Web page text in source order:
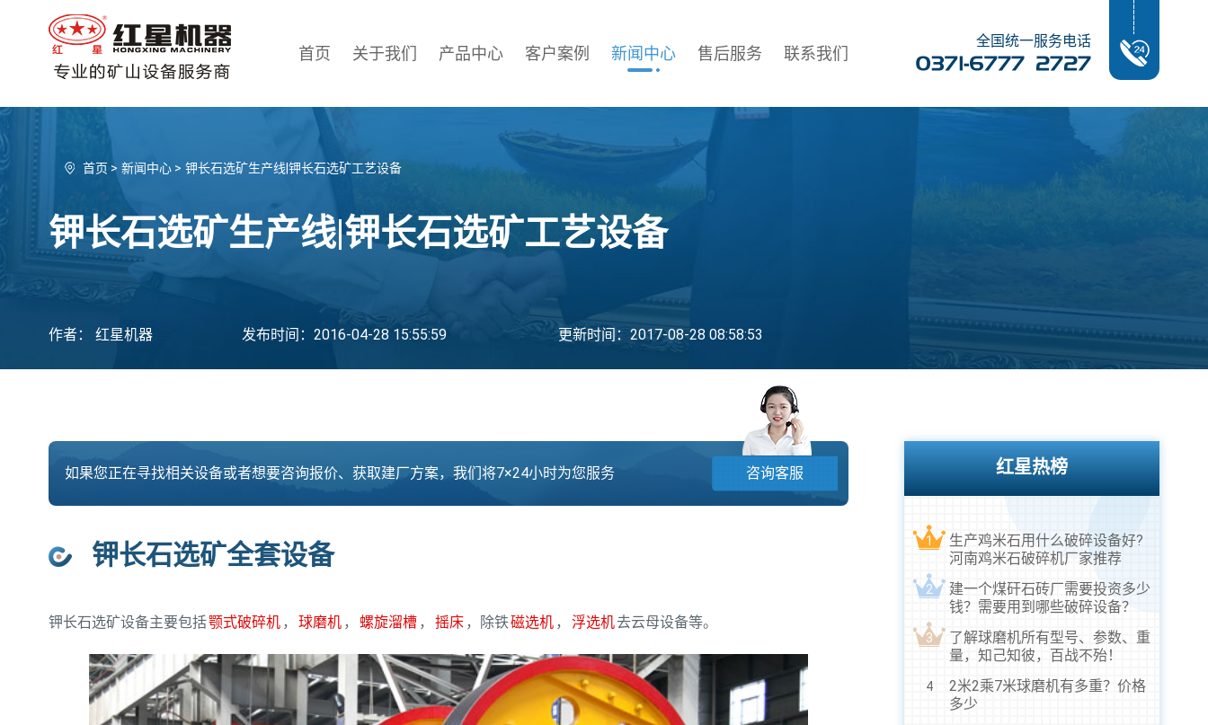
首页 关于我们 产品中心 客户案例 新闻中心 售后服务 联系我们
全国统一服务电话
首页> 新闻中心 > 钾长石选矿生产线|钾长石选矿工艺设备
钾长石选矿生产线|钾长石选矿工艺设备
作者： 红星机器 发布时间：2016-04-28 15:55:59 更新时间：2017-08-28 08:58:53
如果您正在寻找相关设备或者想要咨询报价、获取建厂方案，我们将7×24小时为您服务 咨询客服
钾长石选矿全套设备
钾长石选矿设备主要包括颚式破碎机 ， 球磨机 ， 螺旋溜槽 ， 摇床 ，除铁磁选机 ， 浮选机去云母设备等。
红星热榜
1
生产鸡米石用什么破碎设备好?
河南鸡米石破碎机厂家推荐
2
建一个煤矸石砖厂需要投资多少
钱？需要用到哪些破碎设备？
3
了解球磨机所有型号、参数、重
量，知己知彼，百战不殆！
4
2米2乘7米球磨机有多重？价格
多少